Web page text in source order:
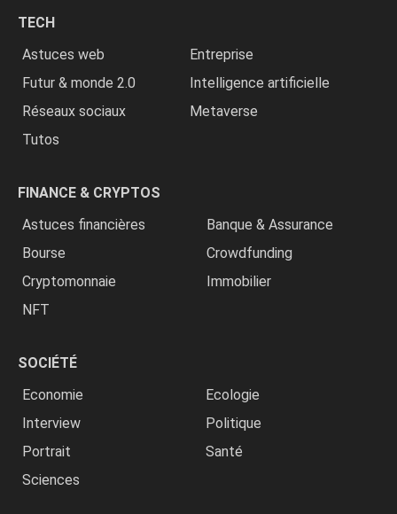
TECH
Astuces web
Entreprise
Futur & monde 2.0
Intelligence artificielle
Réseaux sociaux
Metaverse
Tutos
FINANCE & CRYPTOS
Astuces financières
Banque & Assurance
Bourse
Crowdfunding
Cryptomonnaie
Immobilier
NFT
SOCIÉTÉ
Economie
Ecologie
Interview
Politique
Portrait
Santé
Sciences